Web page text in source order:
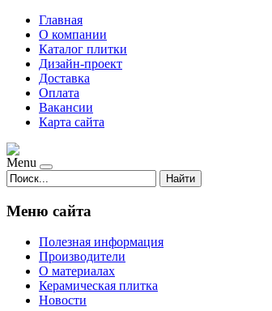
Главная
О компании
Каталог плитки
Дизайн-проект
Доставка
Оплата
Вакансии
Карта сайта
Menu
Найти
Меню сайта
Полезная информация
Производители
О материалах
Керамическая плитка
Новости